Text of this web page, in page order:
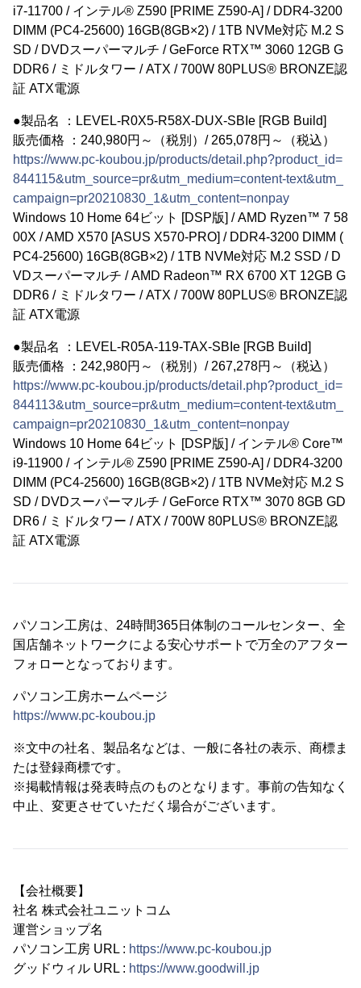
i7-11700 / インテル® Z590 [PRIME Z590-A] / DDR4-3200
DIMM (PC4-25600) 16GB(8GB×2) / 1TB NVMe対応 M.2 S
SD / DVDスーパーマルチ / GeForce RTX™ 3060 12GB G
DDR6 / ミドルタワー / ATX / 700W 80PLUS® BRONZE認
証 ATX電源
●製品名 ：LEVEL-R0X5-R58X-DUX-SBIe [RGB Build]
販売価格 ：240,980円～（税別）/ 265,078円～（税込）
https://www.pc-koubou.jp/products/detail.php?product_id=
844115&utm_source=pr&utm_medium=content-text&utm_
campaign=pr20210830_1&utm_content=nonpay
Windows 10 Home 64ビット [DSP版] / AMD Ryzen™ 7 58
00X / AMD X570 [ASUS X570-PRO] / DDR4-3200 DIMM (
PC4-25600) 16GB(8GB×2) / 1TB NVMe対応 M.2 SSD / D
VDスーパーマルチ / AMD Radeon™ RX 6700 XT 12GB G
DDR6 / ミドルタワー / ATX / 700W 80PLUS® BRONZE認
証 ATX電源
●製品名 ：LEVEL-R05A-119-TAX-SBIe [RGB Build]
販売価格 ：242,980円～（税別）/ 267,278円～（税込）
https://www.pc-koubou.jp/products/detail.php?product_id=
844113&utm_source=pr&utm_medium=content-text&utm_
campaign=pr20210830_1&utm_content=nonpay
Windows 10 Home 64ビット [DSP版] / インテル® Core™
i9-11900 / インテル® Z590 [PRIME Z590-A] / DDR4-3200
DIMM (PC4-25600) 16GB(8GB×2) / 1TB NVMe対応 M.2 S
SD / DVDスーパーマルチ / GeForce RTX™ 3070 8GB GD
DR6 / ミドルタワー / ATX / 700W 80PLUS® BRONZE認
証 ATX電源
パソコン工房は、24時間365日体制のコールセンター、全
国店舗ネットワークによる安心サポートで万全のアフター
フォローとなっております。
パソコン工房ホームページ
https://www.pc-koubou.jp
※文中の社名、製品名などは、一般に各社の表示、商標ま
たは登録商標です。
※掲載情報は発表時点のものとなります。事前の告知なく
中止、変更させていただく場合がございます。
【会社概要】
社名 株式会社ユニットコム
運営ショップ名
パソコン工房 URL : https://www.pc-koubou.jp
グッドウィル URL : https://www.goodwill.jp